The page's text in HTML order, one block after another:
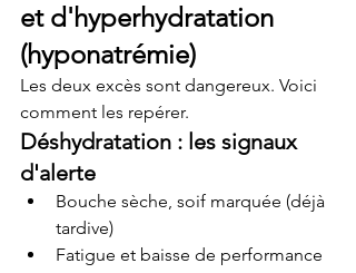
et d'hyperhydratation
(hyponatrémie)
Les deux excès sont dangereux. Voici
comment les repérer.
Déshydratation : les signaux
d'alerte
Bouche sèche, soif marquée (déjà
tardive)
Fatigue et baisse de performance